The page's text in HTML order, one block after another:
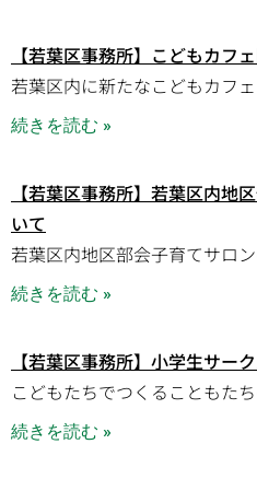
【若葉区事務所】こどもカフ
若葉区内に新たなこどもカフ
続きを読む »
【若葉区事務所】若葉区内地
いて
若葉区内地区部会子育てサロ
続きを読む »
【若葉区事務所】小学生サ
こどもたちでつくることもた
続きを読む »